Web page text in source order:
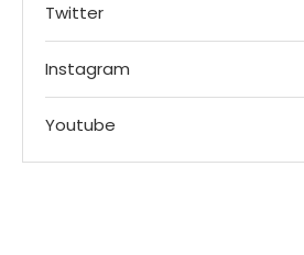
Twitter
Instagram
Youtube